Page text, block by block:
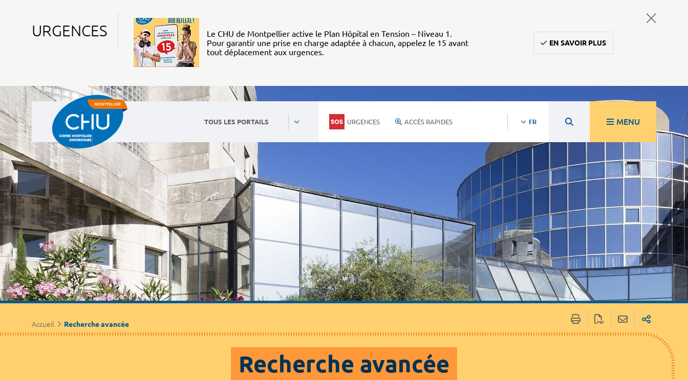
URGENCES
Le CHU de Montpellier active le Plan Hôpital en Tension – Niveau 1.
Pour garantir une prise en charge adaptée à chacun, appelez le 15 avant
tout déplacement aux urgences.
EN SAVOIR PLUS
TOUS LES PORTAILS URGENCES ACCÈS RAPIDES FR MENU
Accueil Recherche avancée
Recherche avancée